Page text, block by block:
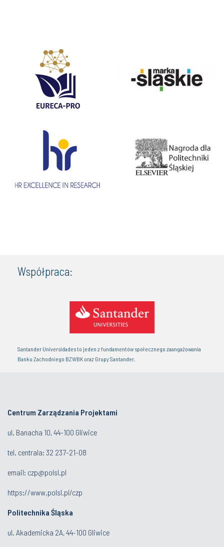
Współpraca:
Santander Universidades to jeden z fundamentów społecznego zaangażowania
Banku Zachodniego BZWBK oraz Grupy Santander.
Centrum Zarządzania Projektami
ul. Banacha 10, 44-100 Gliwice
tel. centrala: 32 237-21-08
email: czp@polsl.pl
https://www.polsl.pl/czp
Politechnika Śląska
ul. Akademicka 2A, 44-100 Gliwice